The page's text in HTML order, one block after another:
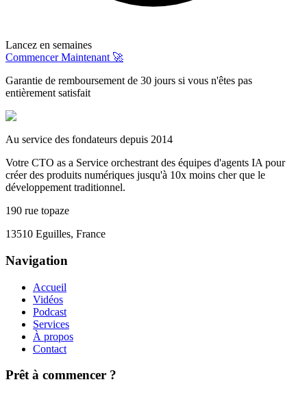
Lancez en semaines
Commencer Maintenant 🚀
Garantie de remboursement de 30 jours si vous n'êtes pas
entièrement satisfait
Au service des fondateurs depuis 2014
Votre CTO as a Service orchestrant des équipes d'agents IA pour
créer des produits numériques jusqu'à 10x moins cher que le
développement traditionnel.
190 rue topaze
13510 Eguilles, France
Navigation
Accueil
Vidéos
Podcast
Services
À propos
Contact
Prêt à commencer ?